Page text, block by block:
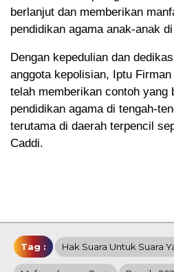
berlanjut dan memberikan
pendidikan agama anak-anak
Dengan kepedulian dan
anggota kepolisian, Iptu
telah memberikan contoh yang
pendidikan agama di tengah-
terutama di daerah terpencil
Caddi.
Tag : Hak Suara Untuk Suara